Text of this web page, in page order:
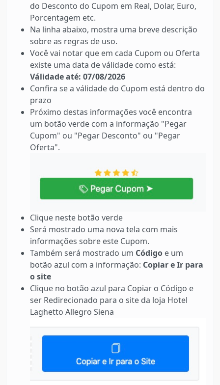
do Desconto do Cupom em Real, Dolar, Euro,
Porcentagem etc.
Na linha abaixo, mostra uma breve descrição
sobre as regras de uso.
Você vai notar que em cada Cupom ou Oferta
existe uma data de válidade como está:
Válidade até: 07/08/2026
Confira se a válidade do Cupom está dentro do
prazo
Próximo destas informações você encontra
um botão verde com a informação "Pegar
Cupom" ou "Pegar Desconto" ou "Pegar
Oferta".
Clique neste botão verde
Será mostrado uma nova tela com mais
informações sobre este Cupom.
Também será mostrado um Código e um
botão azul com a informação: Copiar e Ir para
o site
Clique no botão azul para Copiar o Código e
ser Redirecionado para o site da loja Hotel
Laghetto Allegro Siena